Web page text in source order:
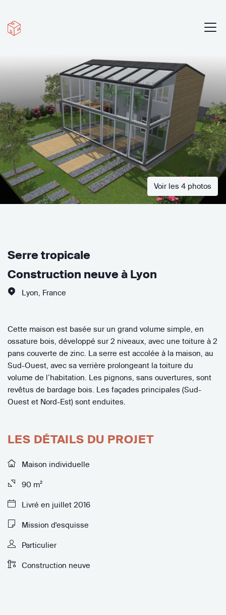
Voir les 4 photos
Serre tropicale
Construction neuve à Lyon
Lyon France
Cette maison est basée sur un grand volume simple, en
ossature bois, développé sur 2 niveaux, avec une toiture à 2
pans couverte de zinc. La serre est accolée à la maison, au
Sud-Ouest, avec sa verrière prolongeant la toiture du
volume de l’habitation. Les pignons, sans ouvertures, sont
revêtus de bardage bois. Les façades principales (Sud-
Ouest et Nord-Est) sont enduites.
LES DÉTAILS DU PROJET
Maison individuelle
90 m²
Livré en juillet 2016
Mission d'esquisse
Particulier
Construction neuve